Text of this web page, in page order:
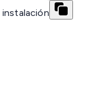
instalación